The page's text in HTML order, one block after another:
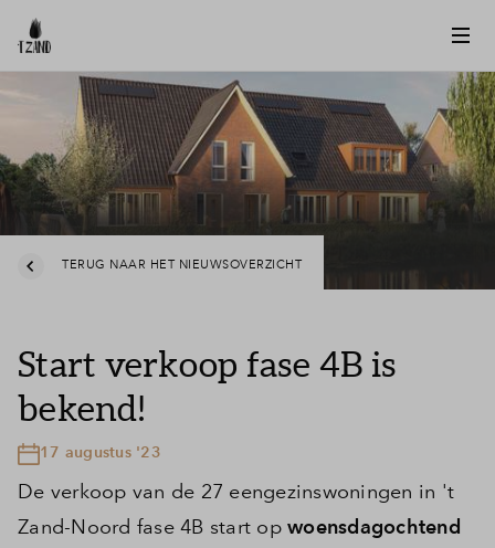
TERUG NAAR HET NIEUWSOVERZICHT
Start verkoop fase 4B is
bekend!
17 augustus '23
De verkoop van de 27 eengezinswoningen in 't
Zand-Noord fase 4B start op woensdagochtend